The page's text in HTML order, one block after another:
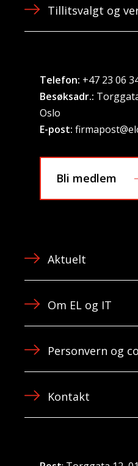
Tillitsvalgt og
Telefon: +47 23 06
Besøksadr.:
Oslo
E-post:
Bli medlem
Aktuelt
Om EL og IT
Personvern og
Kontakt